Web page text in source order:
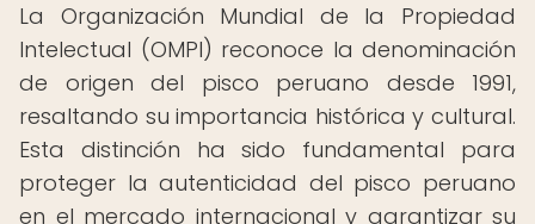
La Organización Mundial de la Propiedad
Intelectual (OMPI) reconoce la denominación
de origen del pisco peruano desde 1991,
resaltando su importancia histórica y cultural.
Esta distinción ha sido fundamental para
proteger la autenticidad del pisco peruano
en el mercado internacional y garantizar su